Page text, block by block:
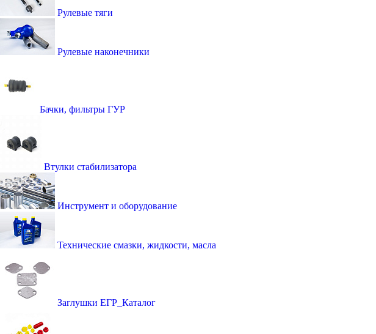
Рулевые тяги
Рулевые наконечники
Бачки, фильтры ГУР
Втулки стабилизатора
Инструмент и оборудование
Технические смазки, жидкости, масла
Заглушки ЕГР_Каталог